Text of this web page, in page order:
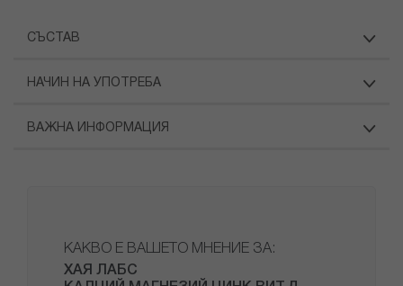
СЪСТАВ
НАЧИН НА УПОТРЕБА
ВАЖНА ИНФОРМАЦИЯ
КАКВО Е ВАШЕТО МНЕНИЕ ЗА:
ХАЯ ЛАБС